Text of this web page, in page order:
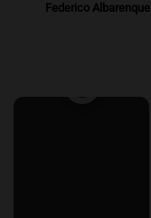
Federico Albarenque